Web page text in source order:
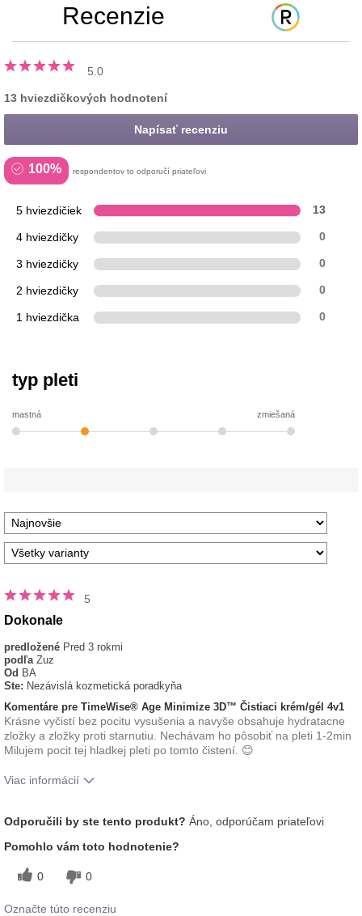
Recenzie
5.0
13 hviezdičkových hodnotení
Napísať recenziu
100% respondentov to odporučí priateľovi
5 hviezdičiek 13
4 hviezdičky 0
3 hviezdičky 0
2 hviezdičky 0
1 hviezdička 0
typ pleti
mastná zmiešaná
5
Dokonale
predložené Pred 3 rokmi
podľa Zuz
Od BA
Ste: Nezávislá kozmetická poradkyňa
Komentáre pre TimeWise® Age Minimize 3D™ Čistiaci krém/gél 4v1
Krásne vyčistí bez pocitu vysušenia a navyše obsahuje hydratacne
zložky a zložky proti starnutiu. Nechávam ho pôsobiť na pleti 1-2min
Milujem pocit tej hladkej pleti po tomto čistení. 😊
Viac informácií
tohto prípravku?
pokožke
typ pleti
Odporučili by ste tento produkt? Áno, odporúčam priateľovi
Pomohlo vám toto hodnotenie?
0 0
Označte túto recenziu